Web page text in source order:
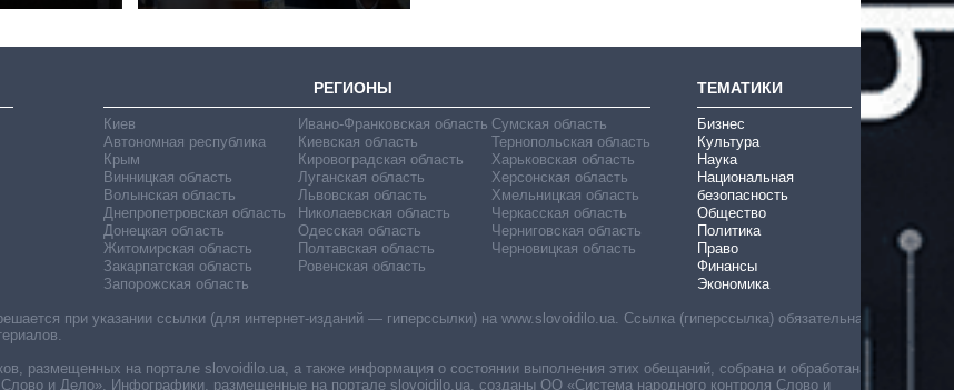
РЕГИОНЫ
Киев
Автономная республика
Крым
Винницкая область
Волынская область
Днепропетровская область
Донецкая область
Житомирская область
Закарпатская область
Запорожская область
Ивано-Франковская область
Киевская область
Кировоградская область
Луганская область
Львовская область
Николаевская область
Одесская область
Полтавская область
Ровенская область
Сумская область
Тернопольская область
Харьковская область
Херсонская область
Хмельницкая область
Черкасская область
Черниговская область
Черновицкая область
ТЕМАТИКИ
Бизнес
Культура
Наука
Национальная
безопасность
Общество
Политика
Право
Финансы
Экономика
при указании ссылки (для интернет-изданий — гиперссылки) на www.slovoidilo.ua. Ссылка (гиперссылка) обязательна
размещенных на портале slovoidilo.ua, а также информация о состоянии выполнения этих обещаний, собрана и обработана
и Дело». Инфографики, размещенные на портале slovoidilo.ua, созданы ОО «Система народного контроля Слово и